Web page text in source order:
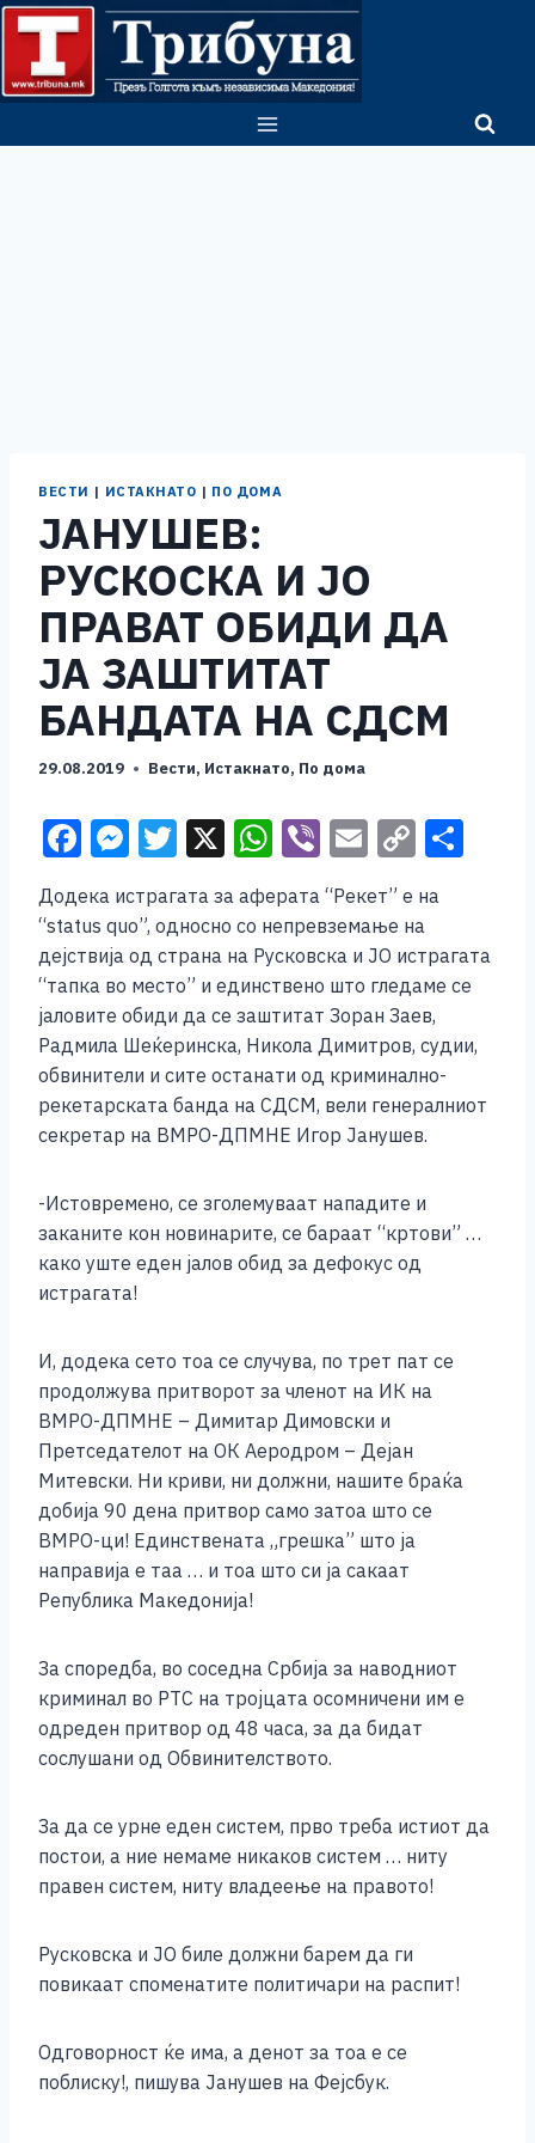
Skip
content
ВЕСТИ | ИСТАКНАТО | ПО ДОМА
ЈАНУШЕВ:
РУСКОСКА И ЈО
ПРАВАТ ОБИДИ ДА
ЈА ЗАШТИТАТ
БАНДАТА НА СДСМ
29.08.2019 Вести, Истакнато, По дома
F
c
e
b
o
o
k
M
ss
e
n
g
er
T
tt
er
X W
at
s
A
p
p
Vi
b
er
E
m
ai
l
C
p
y
Li
n
k
e
Додека истрагата за аферата “Рекет” е на
“status quo”, односно со непревземање на
дејствија од страна на Русковска и ЈО истрагата
“тапка во место” и единствено што гледаме се
јаловите обиди да се заштитат Зоран Заев,
Радмила Шеќеринска, Никола Димитров, судии,
обвинители и сите останати од криминално-
рекетарската банда на СДСМ, вели генералниот
секретар на ВМРО-ДПМНЕ Игор Јанушев.
-Истовремено, се зголемуваат нападите и
заканите кон новинарите, се бараат “кртови” …
како уште еден јалов обид за дефокус од
истрагата!
И, додека сето тоа се случува, по трет пат се
продолжува притворот за членот на ИК на
ВМРО-ДПМНЕ – Димитар Димовски и
Претседателот на ОК Аеродром – Дејан
Митевски. Ни криви, ни должни, нашите браќа
добија 90 дена притвор само затоа што се
ВМРО-ци! Единствената „грешка” што ја
направија е таа … и тоа што си ја сакаат
Република Македонија!
За споредба, во соседна Србија за наводниот
криминал во РТС на тројцата осомничени им е
одреден притвор од 48 часа, за да бидат
сослушани од Обвинителството.
За да се урне еден систем, прво треба истиот да
постои, а ние немаме никаков систем … ниту
правен систем, ниту владеење на правото!
Русковска и ЈО биле должни барем да ги
повикаат споменатите политичари на распит!
Одговорност ќе има, а денот за тоа е се
поблиску!, пишува Јанушев на Фејсбук.